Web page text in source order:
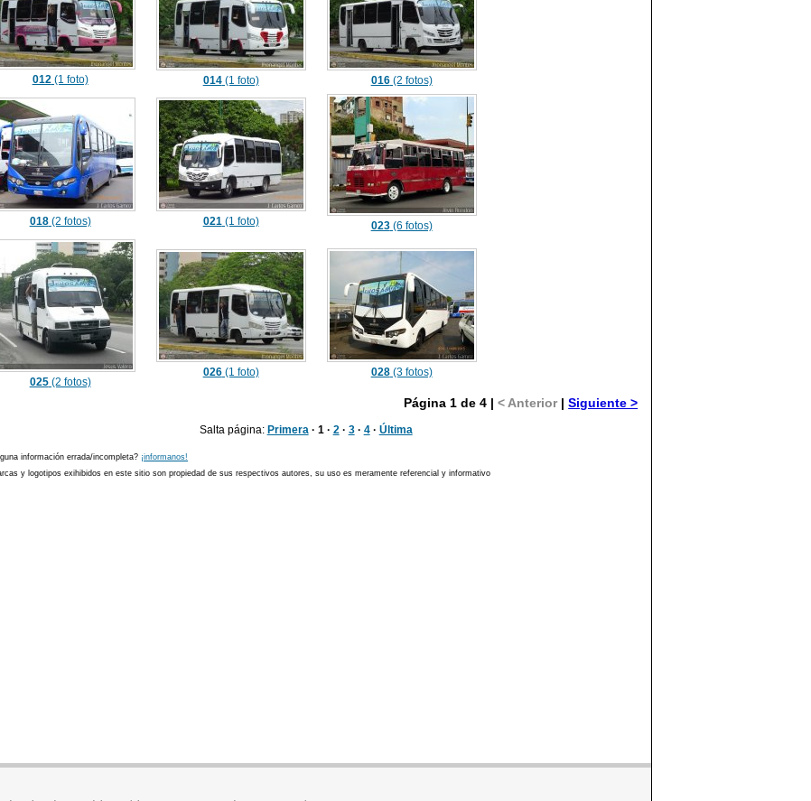
012(1 foto) 014(1 foto) 016(2 fotos)
018(2 fotos) 021(1 foto) 023(6 fotos)
025(2 fotos)
026(1 foto) 028(3 fotos)
Página 1 de 4 |< Anterior|Siguiente >
Salta página: Primera· 1 · 2· 3· 4· Última
información errada/incompleta? ¡informanos!
y logotipos exihibidos en este sitio son propiedad de sus respectivos autores, su uso es meramente referencial y informativo